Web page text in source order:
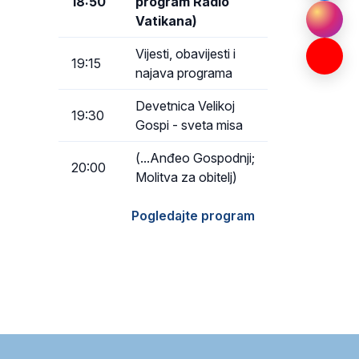
Vatikana)
19:15
Vijesti, obavijesti i
najava programa
19:30
Devetnica Velikoj
Gospi - sveta misa
20:00
(...Anđeo Gospodnji;
Molitva za obitelj)
Pogledajte program